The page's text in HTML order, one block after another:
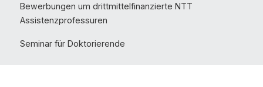
Bewerbungen um drittmittelfinanzierte NTT
Assistenzprofessuren
Seminar für Doktorierende